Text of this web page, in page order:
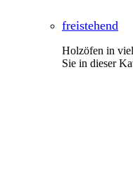
freistehend
Holzöfen in
Sie in dieser